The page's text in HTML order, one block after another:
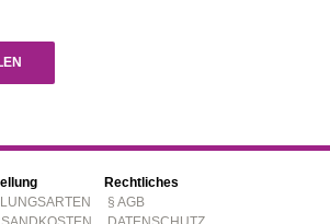
Rechtliches
§ AGB